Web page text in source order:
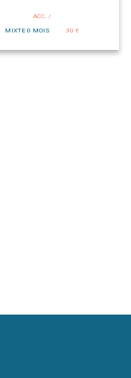
ACC. /
MIXTE 0 MOIS
30 €